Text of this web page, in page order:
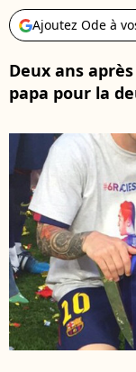
Ajoutez Ode à
Deux ans
papa pour la